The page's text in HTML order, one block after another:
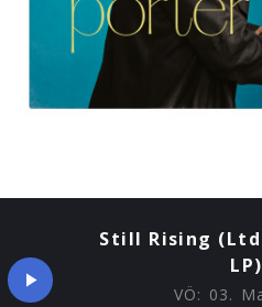
Still Rising
LP)
VÖ: 03.